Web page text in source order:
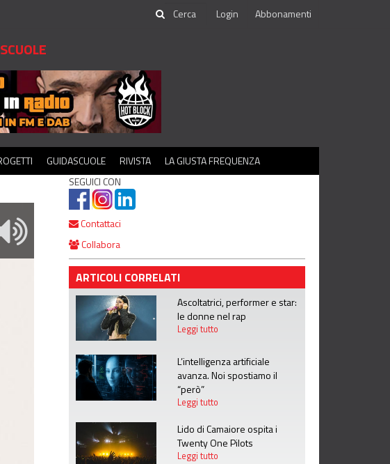
Login Abbonamenti
GUIDASCUOLE RIVISTA LA GIUSTA FREQUENZA
SEGUICI CON
Contattaci
Collabora
ARTICOLI CORRELATI
Ascoltatrici, performer e star:
le donne nel rap
Leggi tutto
L’intelligenza artificiale
avanza. Noi spostiamo il
“però”
Leggi tutto
Lido di Camaiore ospita i
Twenty One Pilots
Leggi tutto